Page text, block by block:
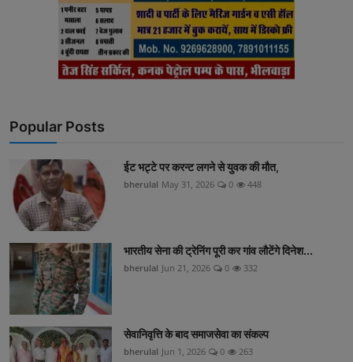
Popular Posts
ईट भट्टे पर करन्ट लगने से युवक की मौत,
bherulal May 31, 2026 0 448
भारतीय सेना की ट्रेनिंग पूरी कर गांव लौटेंगे दिनेश...
bherulal Jun 21, 2026 0 332
सेवानिवृत्ति के बाद समाजसेवा का संकल्प
bherulal Jun 1, 2026 0 263